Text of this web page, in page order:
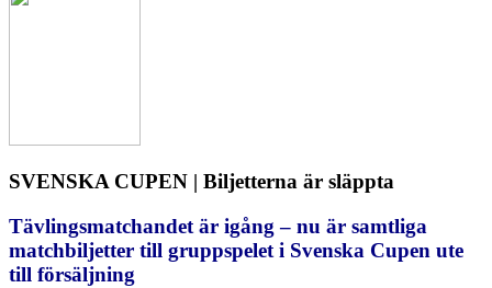
SVENSKA CUPEN | Biljetterna är släppta
Tävlingsmatchandet är igång – nu är samtliga
matchbiljetter till gruppspelet i Svenska Cupen ute
till försäljning